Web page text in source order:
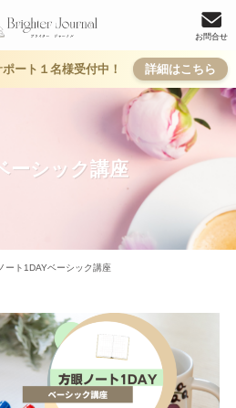
お問合せ
ート１名様受付中！ 詳細はこちら
ーシック講座
ート1DAYベーシック講座